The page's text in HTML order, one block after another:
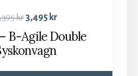
kr3,495 kr
B-Agile Double